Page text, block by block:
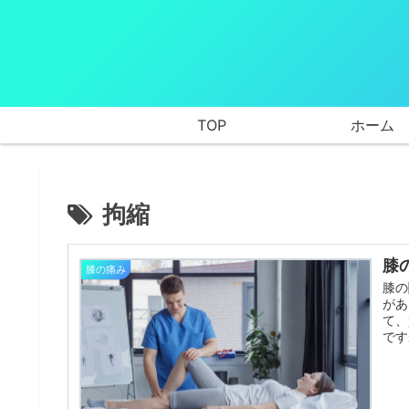
TOP ホーム
拘縮
膝の痛み 膝
膝
が
て
で